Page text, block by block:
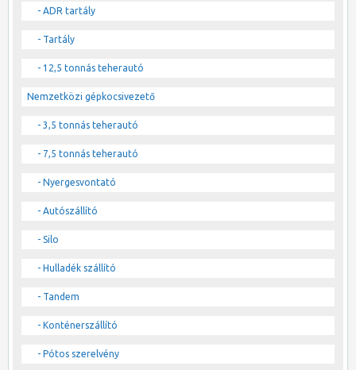
- ADR tartály
- Tartály
- 12,5 tonnás teherautó
Nemzetközi gépkocsivezető
- 3,5 tonnás teherautó
- 7,5 tonnás teherautó
- Nyergesvontató
- Autószállító
- Silo
- Hulladék szállító
- Tandem
- Konténerszállító
- Pótos szerelvény